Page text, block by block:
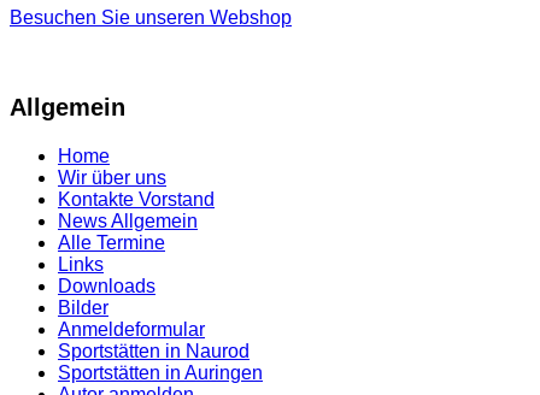
Besuchen Sie unseren Webshop
Allgemein
Home
Wir über uns
Kontakte Vorstand
News Allgemein
Alle Termine
Links
Downloads
Bilder
Anmeldeformular
Sportstätten in Naurod
Sportstätten in Auringen